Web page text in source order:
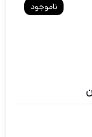
ناموجود